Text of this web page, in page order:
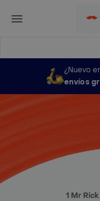
¿Nuevo
envíos
1 Mr